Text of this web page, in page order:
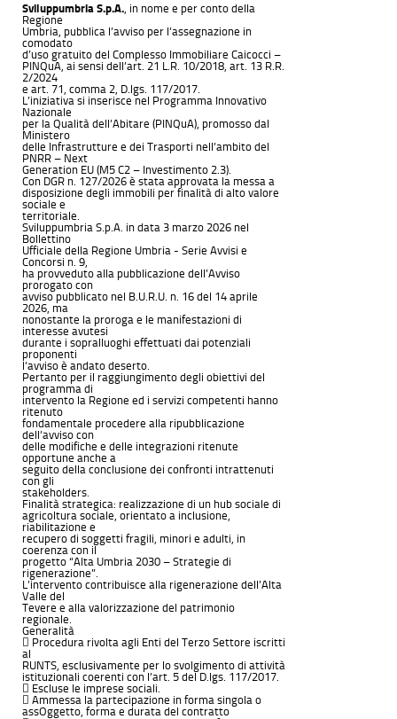
Sviluppumbria S.p.A. , in nome e per conto della
Regione
Umbria, pubblica l’avviso per l’assegnazione in
comodato
d’uso gratuito del Complesso Immobiliare Caicocci –
PINQuA, ai sensi dell’art. 21 L.R. 10/2018, art. 13 R.R.
2/2024
e art. 71, comma 2, D.lgs. 117/2017.
L’iniziativa si inserisce nel Programma Innovativo
Nazionale
per la Qualità dell’Abitare (PINQuA), promosso dal
Ministero
delle Infrastrutture e dei Trasporti nell’ambito del
PNRR – Next
Generation EU (M5 C2 – Investimento 2.3).
Con DGR n. 127/2026 è stata approvata la messa a
disposizione degli immobili per finalità di alto valore
sociale e
territoriale.
Sviluppumbria S.p.A. in data 3 marzo 2026 nel
Bollettino
Ufficiale della Regione Umbria - Serie Avvisi e
Concorsi n. 9,
ha provveduto alla pubblicazione dell’Avviso
prorogato con
avviso pubblicato nel B.U.R.U. n. 16 del 14 aprile
2026, ma
nonostante la proroga e le manifestazioni di
interesse avutesi
durante i sopralluoghi effettuati dai potenziali
proponenti
l’avviso è andato deserto.
Pertanto per il raggiungimento degli obiettivi del
programma di
intervento la Regione ed i servizi competenti hanno
ritenuto
fondamentale procedere alla ripubblicazione
dell’avviso con
delle modifiche e delle integrazioni ritenute
opportune anche a
seguito della conclusione dei confronti intrattenuti
con gli
stakeholders.
Finalità strategica: realizzazione di un hub sociale di
agricoltura sociale, orientato a inclusione,
riabilitazione e
recupero di soggetti fragili, minori e adulti, in
coerenza con il
progetto “Alta Umbria 2030 – Strategie di
rigenerazione”.
L’intervento contribuisce alla rigenerazione dell’Alta
Valle del
Tevere e alla valorizzazione del patrimonio
regionale.
Generalità
 Procedura rivolta agli Enti del Terzo Settore iscritti
al
RUNTS, esclusivamente per lo svolgimento di attività
istituzionali coerenti con l’art. 5 del D.lgs. 117/2017.
 Escluse le imprese sociali.
 Ammessa la partecipazione in forma singola o
assOggetto, forma e durata del contratto